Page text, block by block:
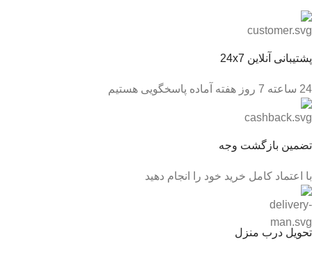
پشتیبانی آنلاین 24x7
24 ساعته 7 روز هفته آماده پاسخگویی هستیم
تضمین بازگشت وجه
با اعتماد کامل خرید خود را انجام دهید
تحویل درب منزل